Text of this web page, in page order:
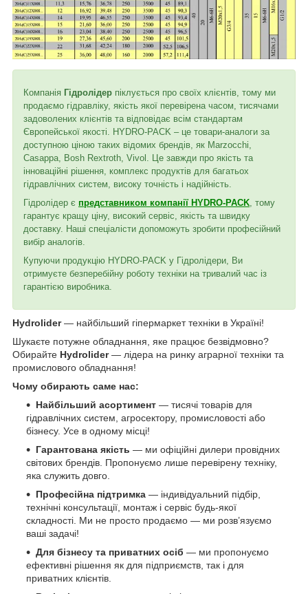
Компанія Гідролідер піклується про своїх клієнтів, тому ми
продаємо гідравліку, якість якої перевірена часом, тисячами
задоволених клієнтів та відповідає всім стандартам
Європейської якості. HYDRO-PACK – це товари-аналоги за
доступною ціною таких відомих брендів, як Marzocchi,
Casappa, Bosh Rextroth, Vivol. Це завжди про якість та
інноваційні рішення, комплекс продуктів для багатьох
гідравлічних систем, високу точність і надійність.
Гідролідер є представником компанії HYDRO-PACK , тому
гарантує кращу ціну, високий сервіс, якість та швидку
доставку. Наші спеціалісти допоможуть зробити професійний
вибір аналогів.
Купуючи продукцію HYDRO-PACK у Гідролідери, Ви
отримуєте безперебійну роботу техніки на тривалий час із
гарантією виробника.
Hydrolider— найбільший гіпермаркет техніки в Україні!
Шукаєте потужне обладнання, яке працює безвідмовно?
Обирайте Hydrolider— лідера на ринку аграрної техніки та
промислового обладнання!
Чому обирають саме нас:
Найбільший асортимент — тисячі товарів для
гідравлічних систем, агросектору, промисловості або
бізнесу. Усе в одному місці!
Гарантована якість — ми офіційні дилери провідних
світових брендів. Пропонуємо лише перевірену техніку,
яка служить довго.
Професійна підтримка — індивідуальний підбір,
технічні консультації, монтаж і сервіс будь-якої
складності. Ми не просто продаємо — ми розв’язуємо
ваші задачі!
Для бізнесу та приватних осіб — ми пропонуємо
ефективні рішення як для підприємств, так і для
приватних клієнтів.